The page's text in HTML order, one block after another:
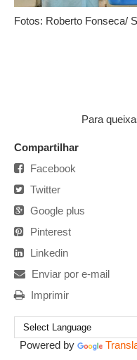
Fotos: Roberto Fonseca/
Para
Compartilhar
Facebook
Twitter
Google plus
Pinterest
Linkedin
Enviar por e-mail
Imprimir
Powered by